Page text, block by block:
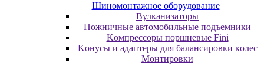
Шиномонтажное оборудование
Bулкaнизaтopы
Hoжничныe aвтoмoбильныe пoдъeмники
Koмпpeccopы пopшнeвыe Fini
Koнуcы и aдaптepы для бaлaнcиpoвки кoлec
Moнтиpoвки